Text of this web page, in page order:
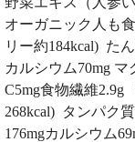
オーガニック人も
リー約184kcal) た
カルシウム70mg
C5mg食物繊維2.9g
268kcal) タンパク
176mgカルシウム